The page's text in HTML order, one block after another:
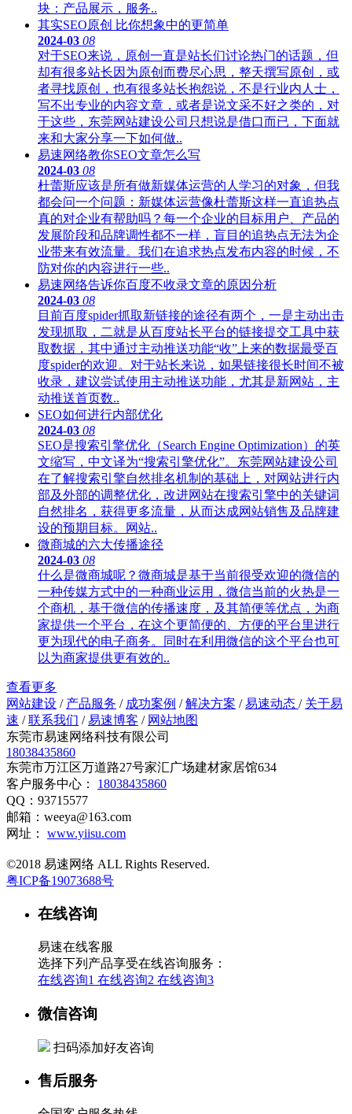
块：产品展示，服务..
其实SEO原创 比你想象中的更简单
2024-03 08
对于SEO来说，原创一直是站长们讨论热门的话题，但
却有很多站长因为原创而费尽心思，整天撰写原创，或
者寻找原创，也有很多站长抱怨说，不是行业内人士，
写不出专业的内容文章，或者是说文采不好之类的，对
于这些，东莞网站建设公司只想说是借口而已，下面就
来和大家分享一下如何做..
易速网络教你SEO文章怎么写
2024-03 08
杜蕾斯应该是所有做新媒体运营的人学习的对象，但我
都会问一个问题：新媒体运营像杜蕾斯这样一直追热点
真的对企业有帮助吗？每一个企业的目标用户、产品的
发展阶段和品牌调性都不一样，盲目的追热点无法为企
业带来有效流量。我们在追求热点发布内容的时候，不
防对你的内容进行一些..
易速网络告诉你百度不收录文章的原因分析
2024-03 08
目前百度spider抓取新链接的途径有两个，一是主动出击
发现抓取，二就是从百度站长平台的链接提交工具中获
取数据，其中通过主动推送功能“收”上来的数据最受百
度spider的欢迎。对于站长来说，如果链接很长时间不被
收录，建议尝试使用主动推送功能，尤其是新网站，主
动推送首页数..
SEO如何进行内部优化
2024-03 08
SEO是搜索引擎优化（Search Engine Optimization）的英
文缩写，中文译为“搜索引擎优化”。东莞网站建设公司
在了解搜索引擎自然排名机制的基础上，对网站进行内
部及外部的调整优化，改进网站在搜索引擎中的关键词
自然排名，获得更多流量，从而达成网站销售及品牌建
设的预期目标。网站..
微商城的六大传播途径
2024-03 08
什么是微商城呢？微商城是基于当前很受欢迎的微信的
一种传媒方式中的一种商业运用，微信当前的火热是一
个商机，基于微信的传播速度，及其简便等优点，为商
家提供一个平台，在这个更简便的、方便的平台里进行
更为现代的电子商务。同时在利用微信的这个平台也可
以为商家提供更有效的..
查看更多
网站建设 / 产品服务 / 成功案例 / 解决方案 / 易速动态 / 关于易
速 / 联系我们 / 易速博客 / 网站地图
东莞市易速网络科技有限公司
18038435860
东莞市万江区万道路27号家汇广场建材家居馆634
客户服务中心： 18038435860
QQ：93715577
邮箱：weeya@163.com
网址： www.yiisu.com
©2018 易速网络 ALL Rights Reserved.
粤ICP备19073688号
在线咨询
易速在线客服
选择下列产品享受在线咨询服务：
在线咨询1 在线咨询2 在线咨询3
微信咨询
扫码添加好友咨询
售后服务